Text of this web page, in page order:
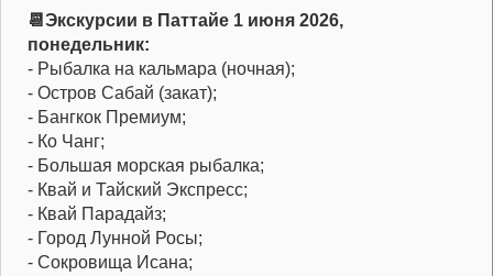
📆Экскурсии в Паттайе 1 июня 2026,
понедельник:
- Рыбалка на кальмара (ночная);
- Остров Сабай (закат);
- Бангкок Премиум;
- Ко Чанг;
- Большая морская рыбалка;
- Квай и Тайский Экспресс;
- Квай Парадайз;
- Город Лунной Росы;
- Сокровища Исана;